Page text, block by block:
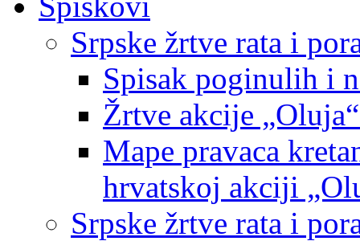
Srpske žrtve rata i
Spisak poginulih i
Žrtve akcije
Mape pravaca
hrvatskoj akciji
Srpske žrtve rata i